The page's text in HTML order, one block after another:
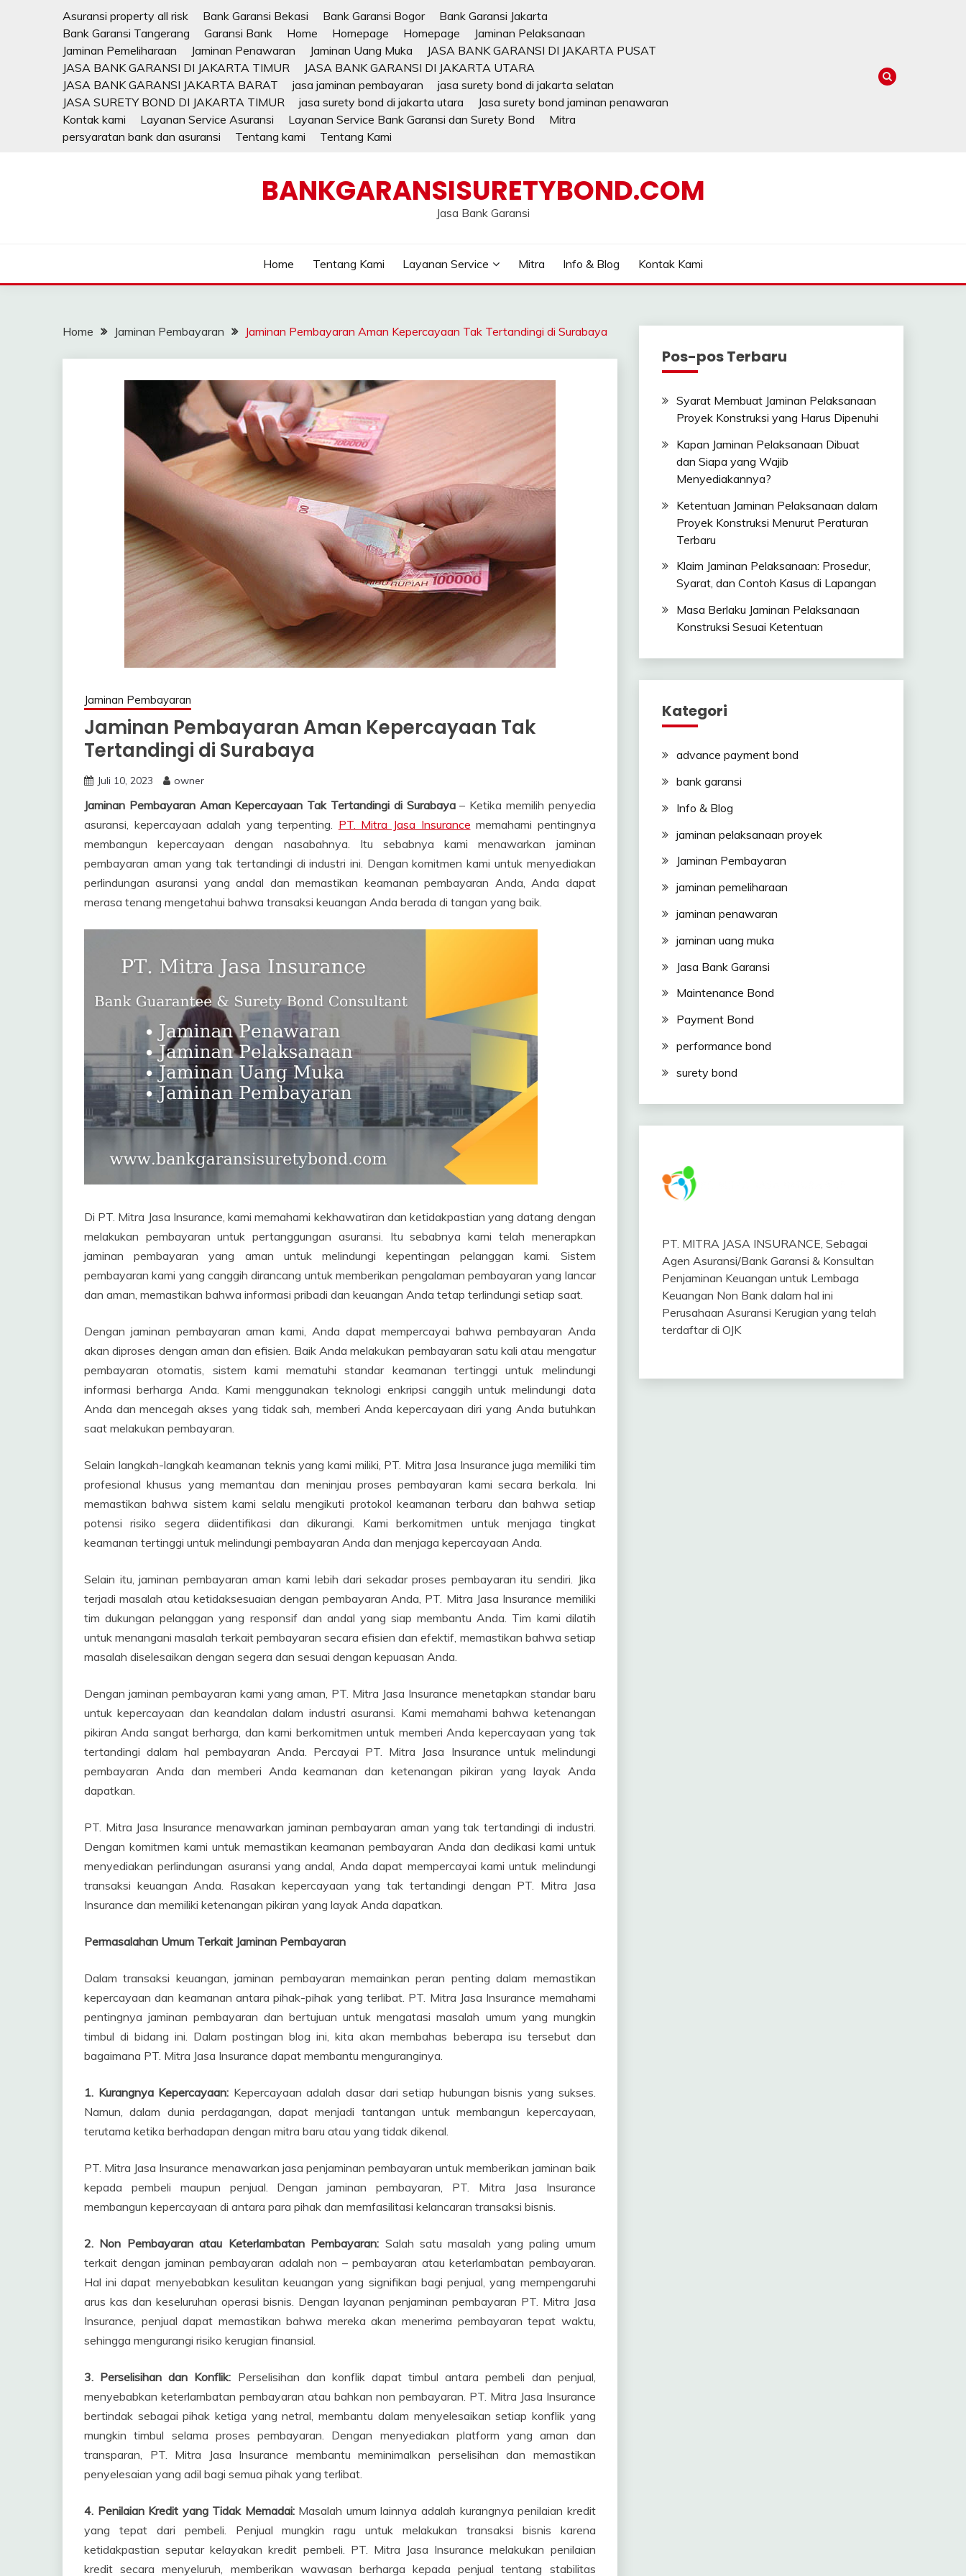
Asuransi property all risk Bank Garansi Bekasi Bank Garansi Bogor
Bank Garansi Jakarta
Bank Garansi Tangerang
Garansi Bank Home Homepage Homepage
Jaminan Pelaksanaan
Jaminan Pemeliharaan
Jaminan Penawaran Jaminan Uang Muka
JASA BANK GARANSI DI JAKARTA PUSAT
JASA BANK GARANSI DI JAKARTA TIMUR
JASA BANK GARANSI DI JAKARTA UTARA
JASA BANK GARANSI JAKARTA BARAT
jasa jaminan pembayaran
jasa surety bond di jakarta selatan
JASA SURETY BOND DI JAKARTA TIMUR
jasa surety bond di jakarta utara
Jasa surety bond jaminan penawaran
Kontak kami
Layanan Service Asuransi Layanan Service Bank Garansi dan Surety Bond
Mitra
persyaratan bank dan asuransi
Tentang kami Tentang Kami
BANKGARANSISURETYBOND.COM
Jasa Bank Garansi
Home Tentang Kami Layanan Service Mitra Info & Blog Kontak Kami
Home Jaminan Pembayaran Jaminan Pembayaran Aman Kepercayaan Tak Tertandingi di Surabaya
Jaminan Pembayaran
Jaminan Pembayaran Aman Kepercayaan Tak
Tertandingi di Surabaya
Juli 10, 2023 owner
Jaminan Pembayaran Aman Kepercayaan Tak Tertandingi di Surabaya– Ketika memilih penyedia
asuransi, kepercayaan adalah yang terpenting. PT. Mitra Jasa Insurance memahami pentingnya
membangun kepercayaan dengan nasabahnya. Itu sebabnya kami menawarkan jaminan
pembayaran aman yang tak tertandingi di industri ini. Dengan komitmen kami untuk menyediakan
perlindungan asuransi yang andal dan memastikan keamanan pembayaran Anda, Anda dapat
merasa tenang mengetahui bahwa transaksi keuangan Anda berada di tangan yang baik.
Di PT. Mitra Jasa Insurance, kami memahami kekhawatiran dan ketidakpastian yang datang dengan
melakukan pembayaran untuk pertanggungan asuransi. Itu sebabnya kami telah menerapkan
jaminan pembayaran yang aman untuk melindungi kepentingan pelanggan kami. Sistem
pembayaran kami yang canggih dirancang untuk memberikan pengalaman pembayaran yang lancar
dan aman, memastikan bahwa informasi pribadi dan keuangan Anda tetap terlindungi setiap saat.
Dengan jaminan pembayaran aman kami, Anda dapat mempercayai bahwa pembayaran Anda
akan diproses dengan aman dan efisien. Baik Anda melakukan pembayaran satu kali atau mengatur
pembayaran otomatis, sistem kami mematuhi standar keamanan tertinggi untuk melindungi
informasi berharga Anda. Kami menggunakan teknologi enkripsi canggih untuk melindungi data
Anda dan mencegah akses yang tidak sah, memberi Anda kepercayaan diri yang Anda butuhkan
saat melakukan pembayaran.
Selain langkah-langkah keamanan teknis yang kami miliki, PT. Mitra Jasa Insurance juga memiliki tim
profesional khusus yang memantau dan meninjau proses pembayaran kami secara berkala. Ini
memastikan bahwa sistem kami selalu mengikuti protokol keamanan terbaru dan bahwa setiap
potensi risiko segera diidentifikasi dan dikurangi. Kami berkomitmen untuk menjaga tingkat
keamanan tertinggi untuk melindungi pembayaran Anda dan menjaga kepercayaan Anda.
Selain itu, jaminan pembayaran aman kami lebih dari sekadar proses pembayaran itu sendiri. Jika
terjadi masalah atau ketidaksesuaian dengan pembayaran Anda, PT. Mitra Jasa Insurance memiliki
tim dukungan pelanggan yang responsif dan andal yang siap membantu Anda. Tim kami dilatih
untuk menangani masalah terkait pembayaran secara efisien dan efektif, memastikan bahwa setiap
masalah diselesaikan dengan segera dan sesuai dengan kepuasan Anda.
Dengan jaminan pembayaran kami yang aman, PT. Mitra Jasa Insurance menetapkan standar baru
untuk kepercayaan dan keandalan dalam industri asuransi. Kami memahami bahwa ketenangan
pikiran Anda sangat berharga, dan kami berkomitmen untuk memberi Anda kepercayaan yang tak
tertandingi dalam hal pembayaran Anda. Percayai PT. Mitra Jasa Insurance untuk melindungi
pembayaran Anda dan memberi Anda keamanan dan ketenangan pikiran yang layak Anda
dapatkan.
PT. Mitra Jasa Insurance menawarkan jaminan pembayaran aman yang tak tertandingi di industri.
Dengan komitmen kami untuk memastikan keamanan pembayaran Anda dan dedikasi kami untuk
menyediakan perlindungan asuransi yang andal, Anda dapat mempercayai kami untuk melindungi
transaksi keuangan Anda. Rasakan kepercayaan yang tak tertandingi dengan PT. Mitra Jasa
Insurance dan memiliki ketenangan pikiran yang layak Anda dapatkan.
Permasalahan Umum Terkait Jaminan Pembayaran
Dalam transaksi keuangan, jaminan pembayaran memainkan peran penting dalam memastikan
kepercayaan dan keamanan antara pihak-pihak yang terlibat. PT. Mitra Jasa Insurance memahami
pentingnya jaminan pembayaran dan bertujuan untuk mengatasi masalah umum yang mungkin
timbul di bidang ini. Dalam postingan blog ini, kita akan membahas beberapa isu tersebut dan
bagaimana PT. Mitra Jasa Insurance dapat membantu menguranginya.
1. Kurangnya Kepercayaan: Kepercayaan adalah dasar dari setiap hubungan bisnis yang sukses.
Namun, dalam dunia perdagangan, dapat menjadi tantangan untuk membangun kepercayaan,
terutama ketika berhadapan dengan mitra baru atau yang tidak dikenal.
PT. Mitra Jasa Insurance menawarkan jasa penjaminan pembayaran untuk memberikan jaminan baik
kepada pembeli maupun penjual. Dengan jaminan pembayaran, PT. Mitra Jasa Insurance
membangun kepercayaan di antara para pihak dan memfasilitasi kelancaran transaksi bisnis.
2. Non Pembayaran atau Keterlambatan Pembayaran: Salah satu masalah yang paling umum
terkait dengan jaminan pembayaran adalah non – pembayaran atau keterlambatan pembayaran.
Hal ini dapat menyebabkan kesulitan keuangan yang signifikan bagi penjual, yang mempengaruhi
arus kas dan keseluruhan operasi bisnis. Dengan layanan penjaminan pembayaran PT. Mitra Jasa
Insurance, penjual dapat memastikan bahwa mereka akan menerima pembayaran tepat waktu,
sehingga mengurangi risiko kerugian finansial.
3. Perselisihan dan Konflik: Perselisihan dan konflik dapat timbul antara pembeli dan penjual,
menyebabkan keterlambatan pembayaran atau bahkan non pembayaran. PT. Mitra Jasa Insurance
bertindak sebagai pihak ketiga yang netral, membantu dalam menyelesaikan setiap konflik yang
mungkin timbul selama proses pembayaran. Dengan menyediakan platform yang aman dan
transparan, PT. Mitra Jasa Insurance membantu meminimalkan perselisihan dan memastikan
penyelesaian yang adil bagi semua pihak yang terlibat.
4. Penilaian Kredit yang Tidak Memadai:Masalah umum lainnya adalah kurangnya penilaian kredit
yang tepat dari pembeli. Penjual mungkin ragu untuk melakukan transaksi bisnis karena
ketidakpastian seputar kelayakan kredit pembeli. PT. Mitra Jasa Insurance melakukan penilaian
kredit secara menyeluruh, memberikan wawasan berharga kepada penjual tentang stabilitas
Pos-pos Terbaru
Syarat Membuat Jaminan Pelaksanaan
Proyek Konstruksi yang Harus Dipenuhi
Kapan Jaminan Pelaksanaan Dibuat
dan Siapa yang Wajib
Menyediakannya?
Ketentuan Jaminan Pelaksanaan dalam
Proyek Konstruksi Menurut Peraturan
Terbaru
Klaim Jaminan Pelaksanaan: Prosedur,
Syarat, dan Contoh Kasus di Lapangan
Masa Berlaku Jaminan Pelaksanaan
Konstruksi Sesuai Ketentuan
Kategori
advance payment bond
bank garansi
Info & Blog
jaminan pelaksanaan proyek
Jaminan Pembayaran
jaminan pemeliharaan
jaminan penawaran
jaminan uang muka
Jasa Bank Garansi
Maintenance Bond
Payment Bond
performance bond
surety bond
PT. MITRA JASA INSURANCE, Sebagai
Agen Asuransi/Bank Garansi & Konsultan
Penjaminan Keuangan untuk Lembaga
Keuangan Non Bank dalam hal ini
Perusahaan Asuransi Kerugian yang telah
terdaftar di OJK